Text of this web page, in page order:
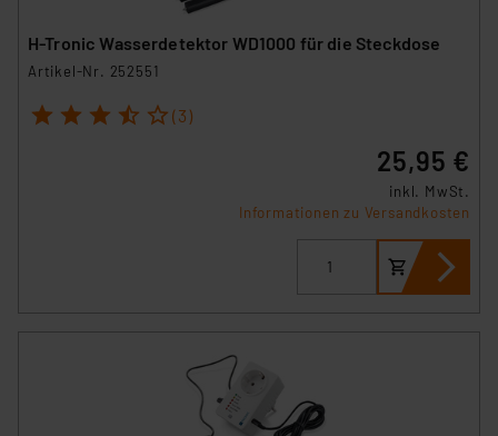
H-Tronic Wasserdetektor WD1000 für die Steckdose
Artikel-Nr. 252551
1 2 3 4 5 (3)
25,95 €
inkl. MwSt.
Informationen zu Versandkosten